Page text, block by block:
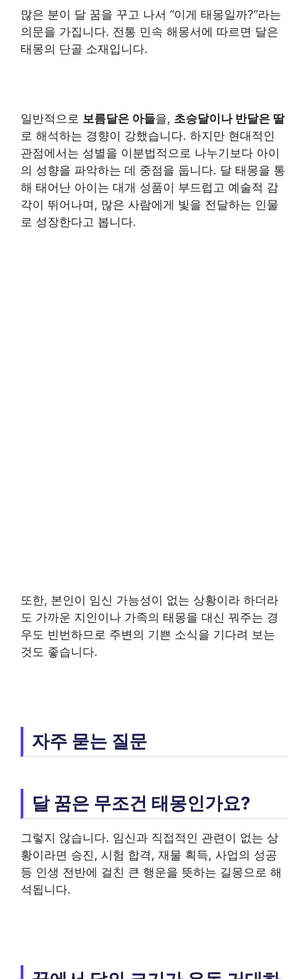
많은 분이 달 꿈을 꾸고 나서 “이게 태몽일까?”라는
의문을 가집니다. 전통 민속 해몽서에 따르면 달은
태몽의 단골 소재입니다.
일반적으로 보름달은 아들을, 초승달이나 반달은 딸
로 해석하는 경향이 강했습니다. 하지만 현대적인
관점에서는 성별을 이분법적으로 나누기보다 아이
의 성향을 파악하는 데 중점을 둡니다. 달 태몽을 통
해 태어난 아이는 대개 성품이 부드럽고 예술적 감
각이 뛰어나며, 많은 사람에게 빛을 전달하는 인물
로 성장한다고 봅니다.
또한, 본인이 임신 가능성이 없는 상황이라 하더라
도 가까운 지인이나 가족의 태몽을 대신 꿔주는 경
우도 빈번하므로 주변의 기쁜 소식을 기다려 보는
것도 좋습니다.
자주 묻는 질문
달 꿈은 무조건 태몽인가요?
그렇지 않습니다. 임신과 직접적인 관련이 없는 상
황이라면 승진, 시험 합격, 재물 획득, 사업의 성공
등 인생 전반에 걸친 큰 행운을 뜻하는 길몽으로 해
석됩니다.